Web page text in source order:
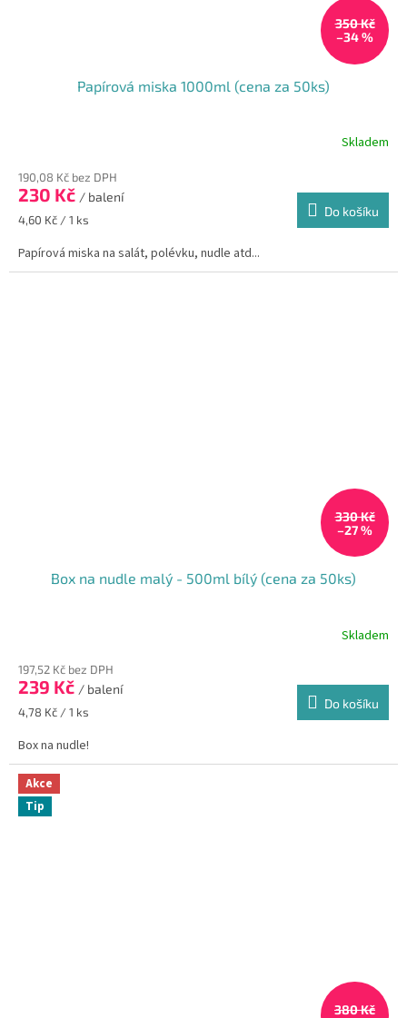
350 Kč
–34 %
Papírová miska 1000ml (cena za 50ks)
Skladem
190,08 Kč bez DPH
230 Kč / balení
Měrná
4,60 Kč / 1 ks
Do košíku
Papírová miska na salát, polévku, nudle atd...
330 Kč
–27 %
Box na nudle malý - 500ml bílý (cena za 50ks)
Skladem
197,52 Kč bez DPH
239 Kč / balení
Měrná
4,78 Kč / 1 ks
Do košíku
Box na nudle!
Akce
Tip
380 Kč